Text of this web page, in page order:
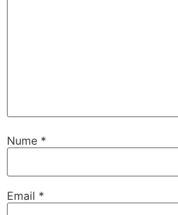
Nume *
Email *